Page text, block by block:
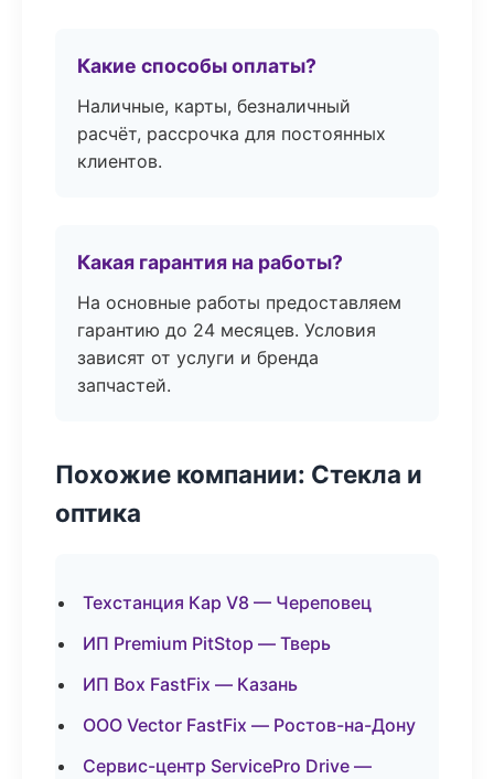
Какие способы оплаты?
Наличные, карты, безналичный
расчёт, рассрочка для постоянных
клиентов.
Какая гарантия на работы?
На основные работы предоставляем
гарантию до 24 месяцев. Условия
зависят от услуги и бренда
запчастей.
Похожие компании: Стекла и
оптика
Техстанция Кар V8 — Череповец
ИП Premium PitStop — Тверь
ИП Box FastFix — Казань
ООО Vector FastFix — Ростов-на-Дону
Сервис-центр ServicePro Drive —